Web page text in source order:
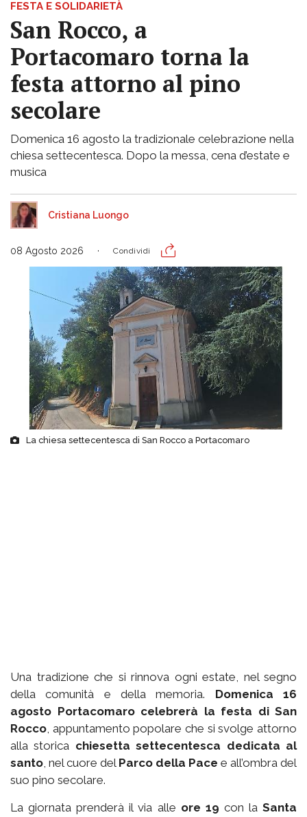
FESTA E SOLIDARIETÀ
San Rocco, a
Portacomaro torna la
festa attorno al pino
secolare
Domenica 16 agosto la tradizionale celebrazione nella
chiesa settecentesca. Dopo la messa, cena d’estate e
musica
Cristiana Luongo
08 Agosto 2026 Condividi
La chiesa settecentesca di San Rocco a Portacomaro
Una tradizione che si rinnova ogni estate, nel segno
della comunità e della memoria. Domenica 16
agosto Portacomaro celebrerà la festa di San
Rocco, appuntamento popolare che si svolge attorno
alla storica chiesetta settecentesca dedicata al
santo, nel cuore del Parco della Pace e all’ombra del
suo pino secolare.
La giornata prenderà il via alle ore 19 con laSanta